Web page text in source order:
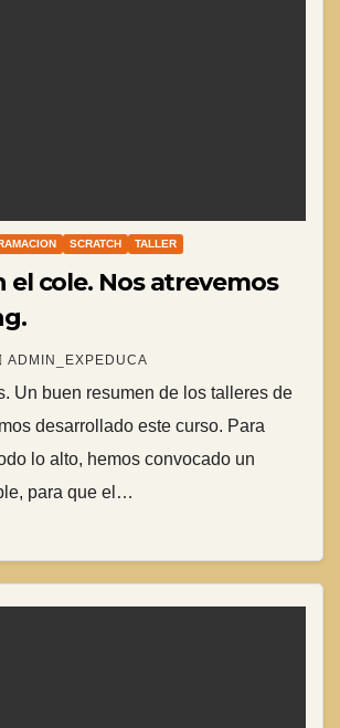
SCRATCH TALLER
el cole. Nos atrevemos
ADMIN_EXPEDUCA
Un buen resumen de los talleres de
desarrollado este curso. Para
lo alto, hemos convocado un
para que el…